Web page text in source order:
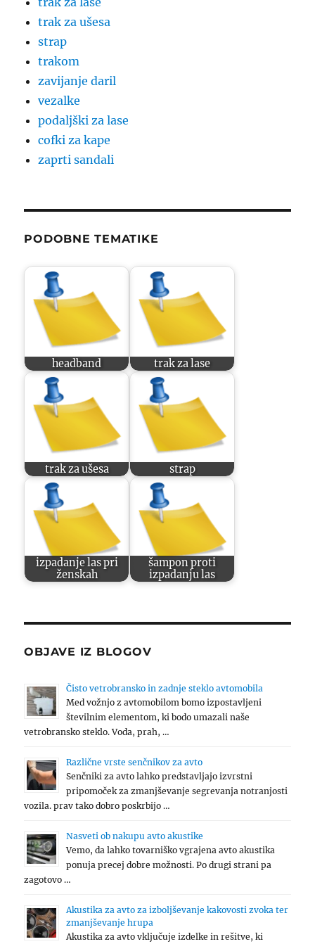
trak za ušesa
strap
trakom
zavijanje daril
vezalke
podaljški za lase
cofki za kape
zaprti sandali
PODOBNE TEMATIKE
headband trak za lase
trak za ušesa strap
izpadanje las pri
ženskah
šampon proti
izpadanju las
OBJAVE IZ BLOGOV
Čisto vetrobransko in zadnje steklo avtomobila
Med vožnjo z avtomobilom bomo izpostavljeni
številnim elementom, ki bodo umazali naše
vetrobransko steklo. Voda, prah, …
Različne vrste senčnikov za avto
Senčniki za avto lahko predstavljajo izvrstni
pripomoček za zmanjševanje segrevanja notranjosti
vozila. prav tako dobro poskrbijo …
Nasveti ob nakupu avto akustike
Vemo, da lahko tovarniško vgrajena avto akustika
ponuja precej dobre možnosti. Po drugi strani pa
zagotovo …
Akustika za avto za izboljševanje kakovosti zvoka ter
zmanjševanje hrupa
Akustika za avto vključuje izdelke in rešitve, ki